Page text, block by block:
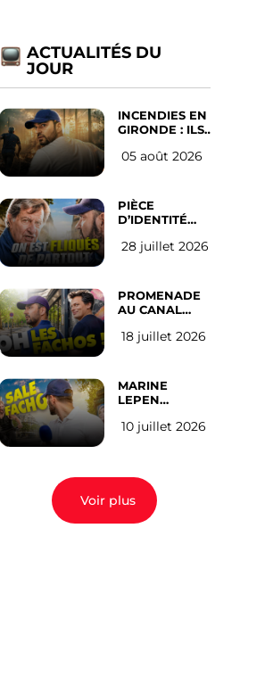
ACTUALITÉS DU
JOUR
INCENDIES EN
GIRONDE : ILS
D’ABANDONNER
05 août 2026
PIÈCE
D’IDENTITÉ
SUR LES
l’avis des
Français
28 juillet 2026
PROMENADE
AU CANAL
(les gauchistes
18 juillet 2026
MARINE
LEPEN
EN 2027 : l’avis
10 juillet 2026
Voir plus